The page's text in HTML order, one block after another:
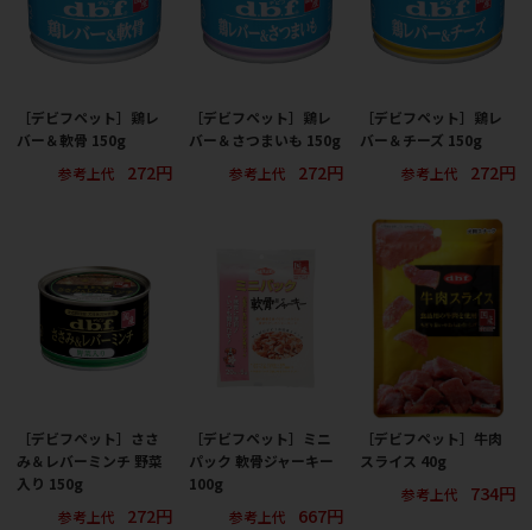
［デビフペット］鶏レ
バー＆軟骨 150g
参考上代
272円
［デビフペット］鶏レ
バー＆さつまいも 150g
参考上代
272円
［デビフペット］鶏レ
バー＆チーズ 150g
参考上代
272円
［デビフペット］ささ
み＆レバーミンチ 野菜
入り 150g
参考上代
272円
［デビフペット］ミニ
パック 軟骨ジャーキー
100g
参考上代
667円
［デビフペット］牛肉
スライス 40g
参考上代
734円